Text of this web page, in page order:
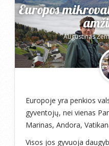
Europos
Augustinas
Europoje yra penkios
gyventojų, nei vienas
Marinas, Andora,
Visos jos gyvuoja